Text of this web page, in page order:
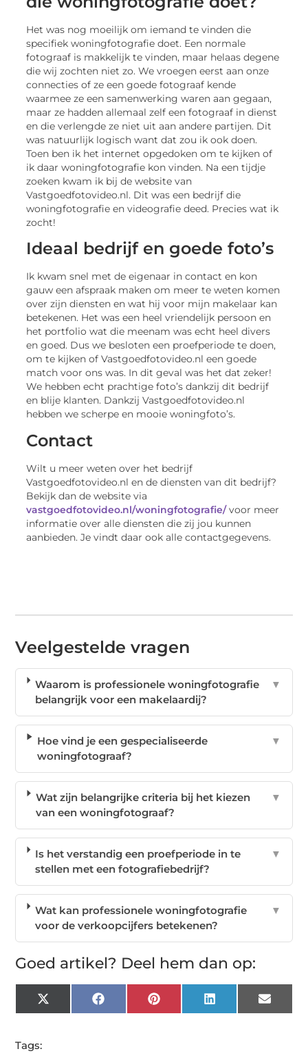
Het was nog moeilijk om iemand te vinden die
specifiek woningfotografie doet. Een normale
fotograaf is makkelijk te vinden, maar helaas degene
die wij zochten niet zo. We vroegen eerst aan onze
connecties of ze een goede fotograaf kende
waarmee ze een samenwerking waren aan gegaan,
maar ze hadden allemaal zelf een fotograaf in dienst
en die verlengde ze niet uit aan andere partijen. Dit
was natuurlijk logisch want dat zou ik ook doen.
Toen ben ik het internet opgedoken om te kijken of
ik daar woningfotografie kon vinden. Na een tijdje
zoeken kwam ik bij de website van
Vastgoedfotovideo.nl. Dit was een bedrijf die
woningfotografie en videografie deed. Precies wat ik
zocht!
Ideaal bedrijf en goede foto’s
Ik kwam snel met de eigenaar in contact en kon
gauw een afspraak maken om meer te weten komen
over zijn diensten en wat hij voor mijn makelaar kan
betekenen. Het was een heel vriendelijk persoon en
het portfolio wat die meenam was echt heel divers
en goed. Dus we besloten een proefperiode te doen,
om te kijken of Vastgoedfotovideo.nl een goede
match voor ons was. In dit geval was het dat zeker!
We hebben echt prachtige foto’s dankzij dit bedrijf
en blije klanten. Dankzij Vastgoedfotovideo.nl
hebben we scherpe en mooie woningfoto’s.
Contact
Wilt u meer weten over het bedrijf
Vastgoedfotovideo.nl en de diensten van dit bedrijf?
Bekijk dan de website via
vastgoedfotovideo.nl/woningfotografie/voor meer
informatie over alle diensten die zij jou kunnen
aanbieden. Je vindt daar ook alle contactgegevens.
Veelgestelde vragen
Waarom is professionele woningfotografie
belangrijk voor een makelaardij?
▼
Hoe vind je een gespecialiseerde
woningfotograaf?
▼
Wat zijn belangrijke criteria bij het kiezen
van een woningfotograaf?
▼
Is het verstandig een proefperiode in te
stellen met een fotografiebedrijf?
▼
Wat kan professionele woningfotografie
voor de verkoopcijfers betekenen?
▼
Goed artikel? Deel hem dan op:
X
(Twitter)
FacebookPinterest LinkedIn Email
Tags: